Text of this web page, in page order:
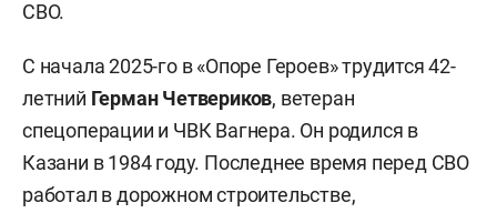
СВО.
С начала 2025-го в «Опоре Героев» трудится 42-
летний Герман Четвериков, ветеран
спецоперации и ЧВК Вагнера. Он родился в
Казани в 1984 году. Последнее время перед СВО
работал в дорожном строительстве,